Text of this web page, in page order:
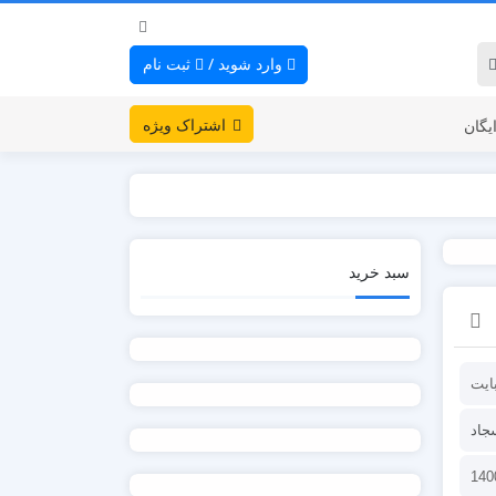
وارد شوید / ثبت نام
اشتراک ویژه
سبد خرید